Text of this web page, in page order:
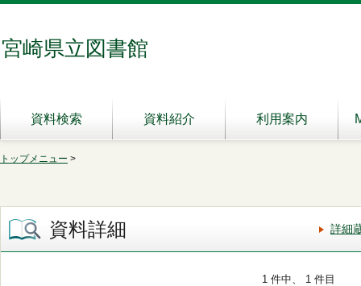
宮崎県立図書館
資料検索 資料紹介 利用案内
トップメニュー >
資料詳細 詳細
1 件中、 1 件目